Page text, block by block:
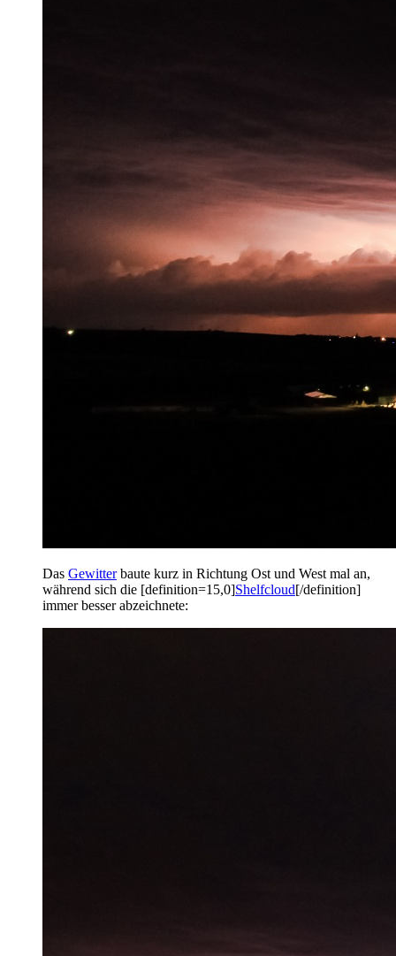
Das Gewitterbaute kurz in Richtung Ost und West mal an,
während sich die [definition=15,0]Shelfcloud[/definition]
immer besser abzeichnete: